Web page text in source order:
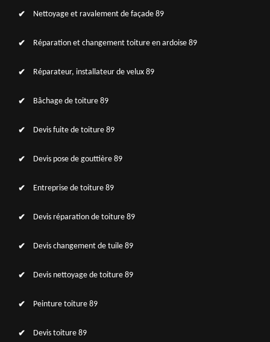
Nettoyage et ravalement de façade 89
Réparation et changement toiture en ardoise 89
Réparateur, installateur de velux 89
Bâchage de toiture 89
Devis fuite de toiture 89
Devis pose de gouttière 89
Entreprise de toiture 89
Devis réparation de toiture 89
Devis changement de tuile 89
Devis nettoyage de toiture 89
Peinture toiture 89
Devis toiture 89